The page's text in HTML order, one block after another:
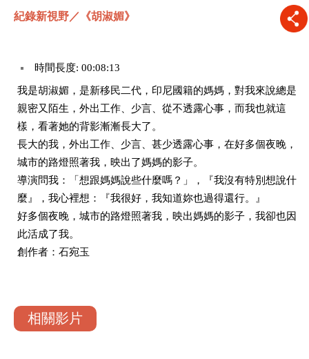
紀錄新視野／《胡淑媚》
時間長度: 00:08:13
我是胡淑媚，是新移民二代，印尼國籍的媽媽，對我來說總是
親密又陌生，外出工作、少言、從不透露心事，而我也就這
樣，看著她的背影漸漸長大了。
長大的我，外出工作、少言、甚少透露心事，在好多個夜晚，
城市的路燈照著我，映出了媽媽的影子。
導演問我：「想跟媽媽說些什麼嗎？」，『我沒有特別想說什
麼』，我心裡想：『我很好，我知道妳也過得還行。』
好多個夜晚，城市的路燈照著我，映出媽媽的影子，我卻也因
此活成了我。
創作者：石宛玉
相關影片